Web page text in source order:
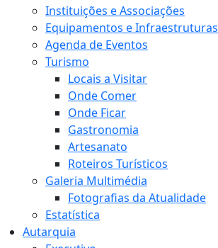
Instituições e Associações
Equipamentos e Infraestruturas
Agenda de Eventos
Turismo
Locais a Visitar
Onde Comer
Onde Ficar
Gastronomia
Artesanato
Roteiros Turísticos
Galeria Multimédia
Fotografias da Atualidade
Estatística
Autarquia